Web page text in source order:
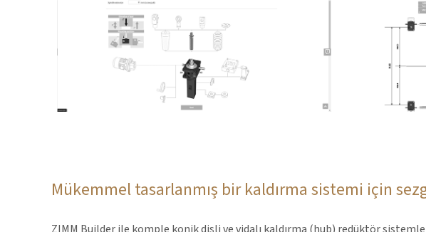
Mükemmel tasarlanmış bir kaldırma sistemi için